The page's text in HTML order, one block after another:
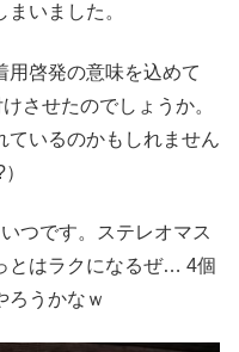
いました。
用啓発の意味を込めて
させたのでしょうか。
ているのかもしれません
つです。ステレオマス
とはラクになるぜ… 4個
ろうかなｗ